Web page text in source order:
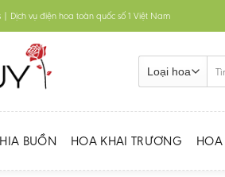
| Dịch vụ điện hoa toàn quốc số 1 Việt Nam
BUỒN HOA KHAI TRƯƠNG